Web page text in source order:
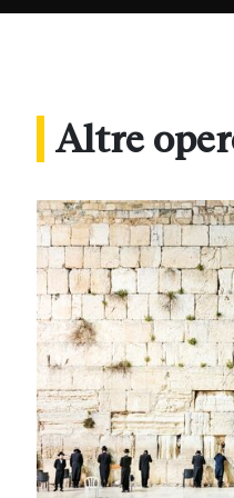
Altre